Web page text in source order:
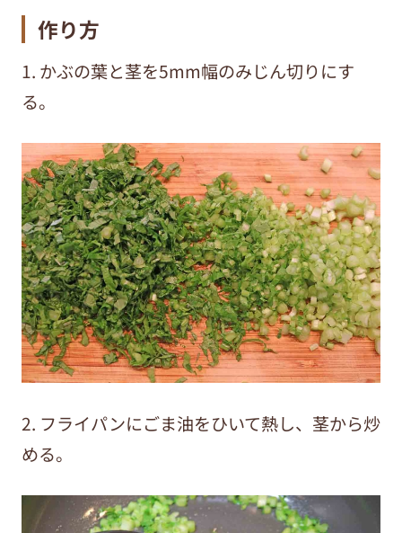
作り方
1. かぶの葉と茎を5mm幅のみじん切りにす
る。
2. フライパンにごま油をひいて熱し、茎から炒
める。